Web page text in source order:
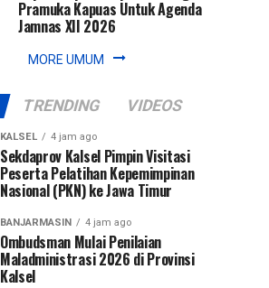
Pramuka Kapuas Untuk Agenda
Jamnas XII 2026
MORE UMUM
TRENDING VIDEOS
KALSEL 4 jam ago
Sekdaprov Kalsel Pimpin Visitasi
Peserta Pelatihan Kepemimpinan
Nasional (PKN) ke Jawa Timur
BANJARMASIN 4 jam ago
Ombudsman Mulai Penilaian
Maladministrasi 2026 di Provinsi
Kalsel